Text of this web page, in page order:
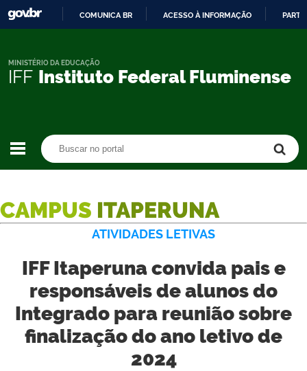
CONTEÚDO
COMUNICA BR ACESSO À INFORMAÇÃO
IFF Instituto Federal Fluminense
MINISTÉRIO DA EDUCAÇÃO
CAMPUS ITAPERUNA
ATIVIDADES LETIVAS
IFF Itaperuna convida pais e
responsáveis de alunos do
Integrado para reunião sobre
finalização do ano letivo de
2024